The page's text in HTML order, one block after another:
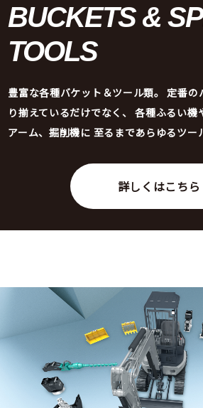
BUCKETS &
TOOLS
豊富な各種バケット＆ツール類。
定番の
り揃えているだけでなく、
各種ふるい機
アーム、掘削機に 至るまであらゆるツー
詳しくはこちら